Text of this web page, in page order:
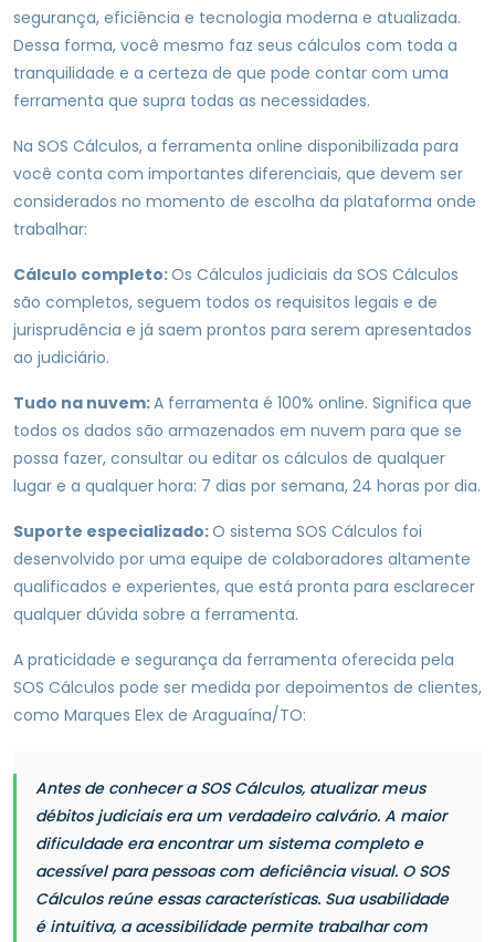
segurança, eficiência e tecnologia moderna e atualizada.
Dessa forma, você mesmo faz seus cálculos com toda a
tranquilidade e a certeza de que pode contar com uma
ferramenta que supra todas as necessidades.
Na SOS Cálculos, a ferramenta online disponibilizada para
você conta com importantes diferenciais, que devem ser
considerados no momento de escolha da plataforma onde
trabalhar:
Cálculo completo:Os Cálculos judiciais da SOS Cálculos
são completos, seguem todos os requisitos legais e de
jurisprudência e já saem prontos para serem apresentados
ao judiciário.
Tudo na nuvem:A ferramenta é 100% online. Significa que
todos os dados são armazenados em nuvem para que se
possa fazer, consultar ou editar os cálculos de qualquer
lugar e a qualquer hora: 7 dias por semana, 24 horas por dia.
Suporte especializado:O sistema SOS Cálculos foi
desenvolvido por uma equipe de colaboradores altamente
qualificados e experientes, que está pronta para esclarecer
qualquer dúvida sobre a ferramenta.
A praticidade e segurança da ferramenta oferecida pela
SOS Cálculos pode ser medida por depoimentos de clientes,
como Marques Elex de Araguaína/TO:
Antes de conhecer a SOS Cálculos, atualizar meus
débitos judiciais era um verdadeiro calvário. A maior
dificuldade era encontrar um sistema completo e
acessível para pessoas com deficiência visual. O SOS
Cálculos reúne essas características. Sua usabilidade
é intuitiva, a acessibilidade permite trabalhar com